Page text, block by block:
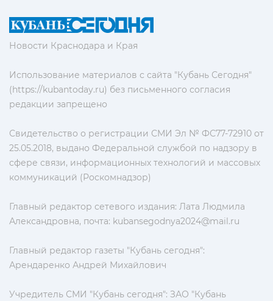
Новости Краснодара и Края
Использование материалов с сайта "Кубань Сегодня"
(https://kubantoday.ru) без письменного согласия
редакции запрещено
Свидетельство о регистрации СМИ Эл № ФС77-72910 от
25.05.2018, выдано Федеральной службой по надзору в
сфере связи, информационных технологий и массовых
коммуникаций (Роскомнадзор)
Главный редактор сетевого издания: Лата Людмила
Александровна, почта: kubansegodnya2024@mail.ru
Главный редактор газеты "Кубань сегодня":
Арендаренко Андрей Михайлович
Учредитель СМИ "Кубань сегодня": ЗАО "Кубань